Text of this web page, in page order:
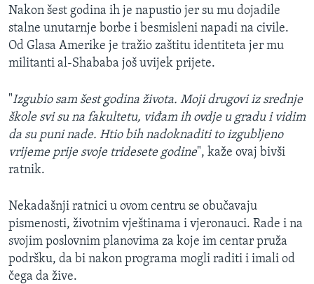
Nakon šest godina ih je napustio jer su mu dojadile
stalne unutarnje borbe i besmisleni napadi na civile.
Od Glasa Amerike je tražio zaštitu identiteta jer mu
militanti al-Shababa još uvijek prijete.
"Izgubio sam šest godina života. Moji drugovi iz srednje
škole svi su na fakultetu, viđam ih ovdje u gradu i vidim
da su puni nade. Htio bih nadoknaditi to izgubljeno
vrijeme prije svoje tridesete godine", kaže ovaj bivši
ratnik.
Nekadašnji ratnici u ovom centru se obučavaju
pismenosti, životnim vještinama i vjeronauci. Rade i na
svojim poslovnim planovima za koje im centar pruža
podršku, da bi nakon programa mogli raditi i imali od
čega da žive.